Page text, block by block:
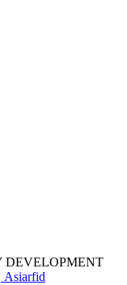
DEVELOPMENT
Asiarfid